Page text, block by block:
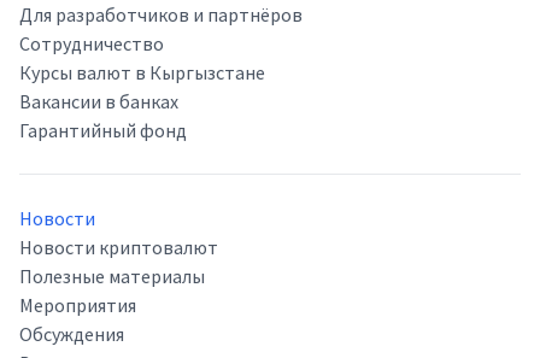
Для разработчиков и партнёров
Сотрудничество
Курсы валют в Кыргызстане
Вакансии в банках
Гарантийный фонд
Новости
Новости криптовалют
Полезные материалы
Мероприятия
Обсуждения